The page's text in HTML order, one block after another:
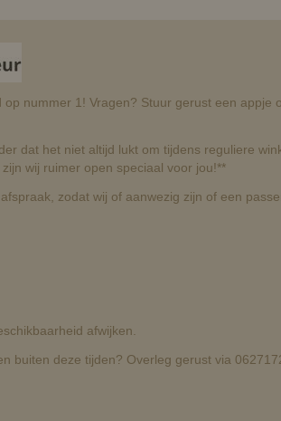
op nummer 1! Vragen? Stuur gerust een appje
dat het niet altijd lukt om tijdens reguliere
wij ruimer open speciaal voor jou!**
zodat wij of aanwezig zijn of een
afwijken.
buiten deze tijden? Overleg gerust via